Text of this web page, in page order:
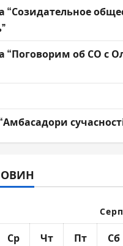
“Созидательное
“Поговорим об СО с
Ср Чт Пт Сб